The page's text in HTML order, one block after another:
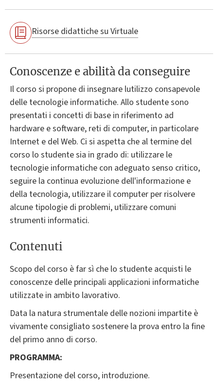
Risorse didattiche su Virtuale
Conoscenze e abilità da conseguire
Il corso si propone di insegnare lutilizzo consapevole
delle tecnologie informatiche. Allo studente sono
presentati i concetti di base in riferimento ad
hardware e software, reti di computer, in particolare
Internet e del Web. Ci si aspetta che al termine del
corso lo studente sia in grado di: utilizzare le
tecnologie informatiche con adeguato senso critico,
seguire la continua evoluzione dell'informazione e
della tecnologia, utilizzare il computer per risolvere
alcune tipologie di problemi, utilizzare comuni
strumenti informatici.
Contenuti
Scopo del corso è far sì che lo studente acquisti le
conoscenze delle principali applicazioni informatiche
utilizzate in ambito lavorativo.
Data la natura strumentale delle nozioni impartite è
vivamente consigliato sostenere la prova entro la fine
del primo anno di corso.
PROGRAMMA:
Presentazione del corso, introduzione.